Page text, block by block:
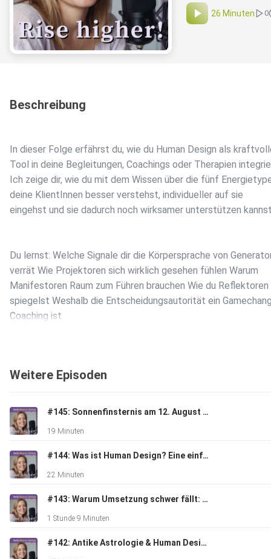
26 Minuten 0
Beschreibung
In dieser Folge erfährst du, wie du Human Design als
Tool in deine Begleitungen, Coachings oder Therapien
Ich zeige dir, wie du mit dem Wissen über die fünf
deine KlientInnen besser verstehst, individueller auf sie
eingehst und sie dadurch noch wirksamer unterstützen
Du lernst: Welche Signale dir die Körpersprache von
verrät Wie Projektoren sich wirklich gesehen fühlen Warum
Manifestoren Raum zum Führen brauchen Wie du Reflektoren
spiegelst Weshalb die Entscheidungsautorität ein
Coaching ist
ein völlig neues Level der Begleitung und schafft
Wenn du Lust hast, tiefer einzutauchen, trag dich unbedingt
die Warteliste meiner Human Design Coach Ausbildung ein:
https://jessicaheinrich.com/hd-ausbildung/
Let´s rise higher, Deine Jessy
Weitere Episoden
#145: Sonnenfinsternis am 12. August - Das kosmische Event, das du nicht ignorieren solltest
19 Minuten
#144: Was ist Human Design? Eine einfache Erklarung!
22 Minuten
#143: Warum Umsetzung schwer fällt: Hohe Intelligenz, Human Design & der Weg aus dem Selbstzweifel - Gespräch mit Miriam Michaelsen
1 Stunde 9 Minuten
#142: Antike Astrologie & Human Design - Gespräch mit Carina Harsch